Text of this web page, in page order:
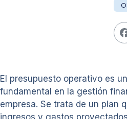
El presupuesto operativo es
fundamental en la gestión
empresa. Se trata de un plan
ingresos y gastos